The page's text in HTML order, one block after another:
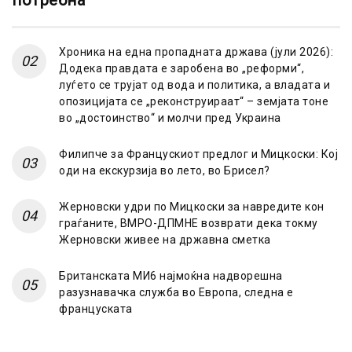
Хроника на една пропадната држава (јули 2026):
Додека правдата е заробена во „реформи“,
луѓето се трујат од вода и политика, а владата и
опозицијата се „реконструираат“ – земјата тоне
во „достоинство“ и молчи пред Украина
Филипче за Францускиот предлог и Мицкоски: Кој
оди на екскурзија во лето, во Брисел?
Жерновски удри по Мицкоски за навредите кон
граѓаните, ВМРО-ДПМНЕ возврати дека токму
Жерновски живее на државна сметка
Британската МИ6 најмоќна надворешна
разузнавачка служба во Европа, следна е
француската